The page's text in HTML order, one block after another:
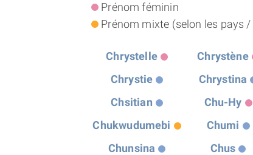
Prénom féminin
Prénom mixte (selon les pays /
Chrystelle Chrystène
Chrystie
Chrystina
Chsitian
Chu-Hy
Chukwudumebi
Chumi
Chunsina
Chus